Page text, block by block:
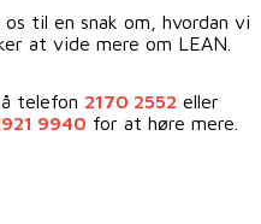
til en snak om, hvordan vi
at vide mere om LEAN.
telefon 2170 2552 eller
9940 for at høre mere.